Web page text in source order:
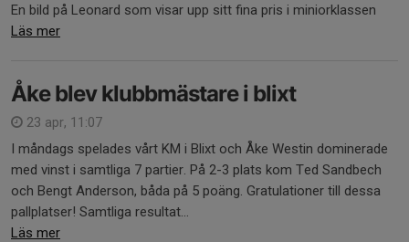
En bild på Leonard som visar upp sitt fina pris i miniorklassen
Läs mer
Åke blev klubbmästare i blixt
23 apr, 11:07
I måndags spelades vårt KM i Blixt och Åke Westin dominerade
med vinst i samtliga 7 partier. På 2-3 plats kom Ted Sandbech
och Bengt Anderson, båda på 5 poäng. Gratulationer till dessa
pallplatser! Samtliga resultat...
Läs mer